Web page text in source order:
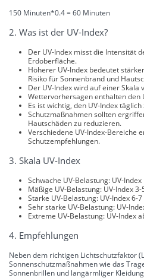
150 Minuten*0.4 = 60 Minuten
2. Was ist der UV-Index?
Der UV-Index misst die Intensität
Erdoberfläche.
Höherer UV-Index bedeutet
Risiko für Sonnenbrand und
Der UV-Index wird auf einer Skala
Wettervorhersagen enthalten den
Es ist wichtig, den UV-Index
Schutzmaßnahmen sollten
Hautschäden zu reduzieren.
Verschiedene UV-Index-Bereiche
Schutzempfehlungen.
3. Skala UV-Index
Schwache UV-Belastung: UV-Index
Mäßige UV-Belastung: UV-Index 3-
Starke UV-Belastung: UV-Index 6-7
Sehr starke UV-Belastung: UV-
Extreme UV-Belastung: UV-Index
4. Empfehlungen
Neben dem richtigen Lichtschutzfaktor
Sonnenschutzmaßnahmen wie das
Sonnenbrillen und langärmliger